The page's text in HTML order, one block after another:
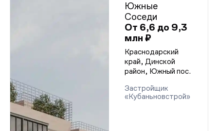
Южные
Соседи
От 6,6 до 9,3
млн ₽
Краснодарский
край, Динской
район, Южный пос.
Застройщик
«Кубаньновстрой»